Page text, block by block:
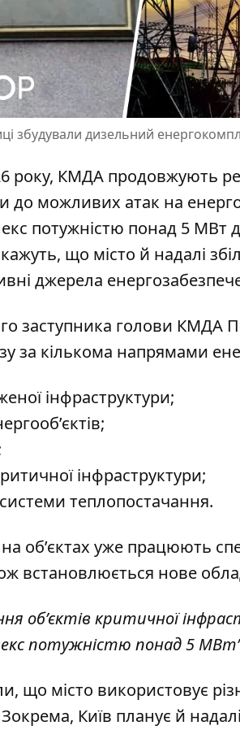
збудували дизельний
року, КМДА продовжують
до можливих атак на
потужністю понад 5 МВт
що місто й надалі
джерела
заступника голови КМДА
за кількома напрямами
інфраструктури;
інфраструктури;
теплопостачання.
об’єктах уже працюють
встановлюється нове
обʼєктів критичної
потужністю понад 5
що місто використовує
Зокрема, Київ планує й